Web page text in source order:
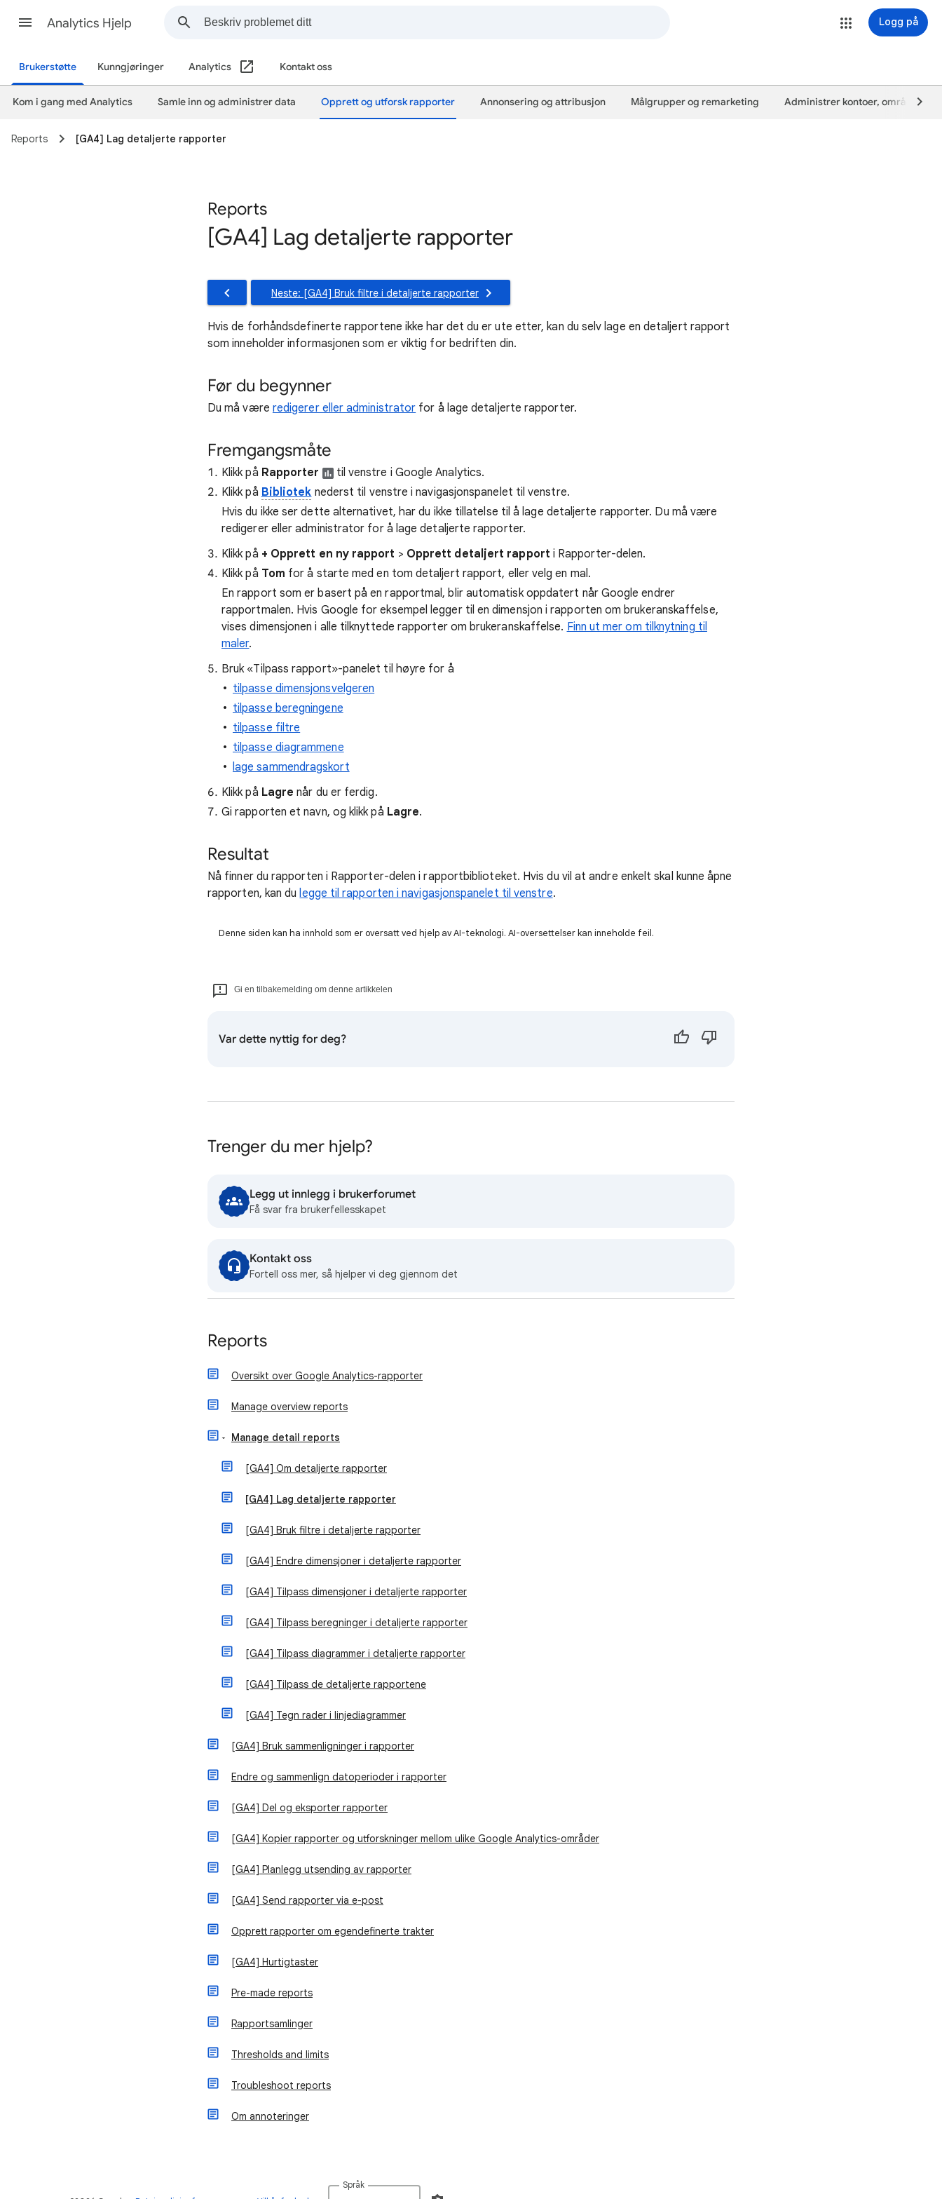
Analytics Hjelp Logg på
Brukerstøtte Kunngjøringer Analytics Kontakt oss
Kom i gang med Analytics Samle inn og administrer data Opprett og utforsk rapporter Annonsering og attribusjon Målgrupper og remarketing Administrer kontoer, områder og
Reports [GA4] Lag detaljerte rapporter
Reports
[GA4] Lag detaljerte rapporter
Neste: [GA4] Bruk filtre i detaljerte rapporter
Hvis de forhåndsdefinerte rapportene ikke har det du er ute etter, kan du selv lage en detaljert rapport
som inneholder informasjonen som er viktig for bedriften din.
Før du begynner
Du må være redigerer eller administrator for å lage detaljerte rapporter.
Fremgangsmåte
Klikk på Rapporter
til venstre i Google Analytics.
Klikk på Bibliotek nederst til venstre i navigasjonspanelet til venstre.
Hvis du ikke ser dette alternativet, har du ikke tillatelse til å lage detaljerte rapporter. Du må være
redigerer eller administrator for å lage detaljerte rapporter.
Klikk på + Opprett en ny rapport > Opprett detaljert rapport i Rapporter-delen.
Klikk på Tom for å starte med en tom detaljert rapport, eller velg en mal.
En rapport som er basert på en rapportmal, blir automatisk oppdatert når Google endrer
rapportmalen. Hvis Google for eksempel legger til en dimensjon i rapporten om brukeranskaffelse,
vises dimensjonen i alle tilknyttede rapporter om brukeranskaffelse. Finn ut mer om tilknytning til
maler.
Bruk «Tilpass rapport»-panelet til høyre for å
tilpasse dimensjonsvelgeren
tilpasse beregningene
tilpasse filtre
tilpasse diagrammene
lage sammendragskort
Klikk på Lagre når du er ferdig.
Gi rapporten et navn, og klikk på Lagre.
Resultat
Nå finner du rapporten i Rapporter-delen i rapportbiblioteket. Hvis du vil at andre enkelt skal kunne åpne
rapporten, kan du legge til rapporten i navigasjonspanelet til venstre.
Denne siden kan ha innhold som er oversatt ved hjelp av AI-teknologi. AI-oversettelser kan inneholde feil.
Gi en tilbakemelding om denne artikkelen
Var dette nyttig for deg?
Trenger du mer hjelp?
Legg ut innlegg i brukerforumet
Få svar fra brukerfellesskapet
Kontakt oss
Fortell oss mer, så hjelper vi deg gjennom det
Reports
Oversikt over Google Analytics-rapporter
Manage overview reports
Manage detail reports
[GA4] Om detaljerte rapporter
[GA4] Lag detaljerte rapporter
[GA4] Bruk filtre i detaljerte rapporter
[GA4] Endre dimensjoner i detaljerte rapporter
[GA4] Tilpass dimensjoner i detaljerte rapporter
[GA4] Tilpass beregninger i detaljerte rapporter
[GA4] Tilpass diagrammer i detaljerte rapporter
[GA4] Tilpass de detaljerte rapportene
[GA4] Tegn rader i linjediagrammer
[GA4] Bruk sammenligninger i rapporter
Endre og sammenlign datoperioder i rapporter
[GA4] Del og eksporter rapporter
[GA4] Kopier rapporter og utforskninger mellom ulike Google Analytics-områder
[GA4] Planlegg utsending av rapporter
[GA4] Send rapporter via e-post
Opprett rapporter om egendefinerte trakter
[GA4] Hurtigtaster
Pre-made reports
Rapportsamlinger
Thresholds and limits
Troubleshoot reports
Om annoteringer
Språk